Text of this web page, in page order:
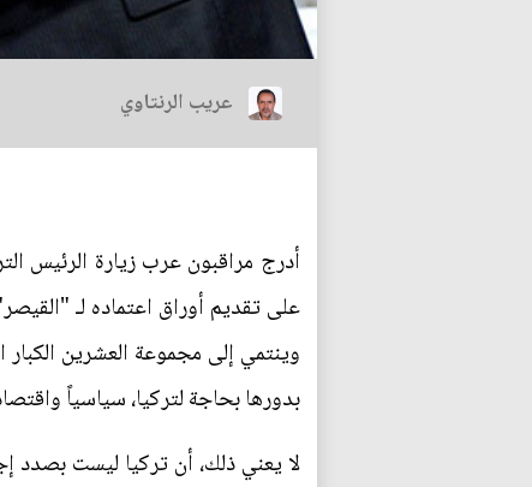
عريب الرنتاوي
أدرج مراقبون عرب زيارة الرئيس
على تقديم أوراق اعتماده لـ
وينتمي إلى مجموعة العشرين الكبار
بدورها بحاجة لتركيا، سياسياً
لا يعني ذلك، أن تركيا ليست بصدد